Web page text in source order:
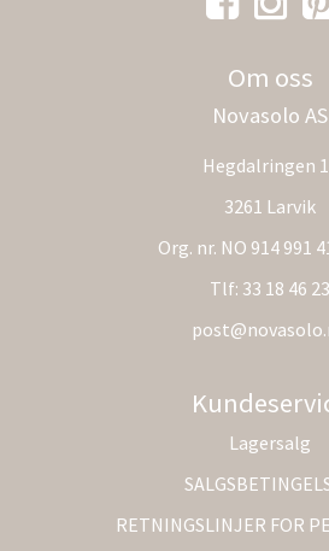
Om oss
Novasolo AS
Hegdalringen
3261 Larvik
Org. nr. NO 914 991
Tlf: 33 18 46 23
Lagersalg
RETNINGSLINJER FOR